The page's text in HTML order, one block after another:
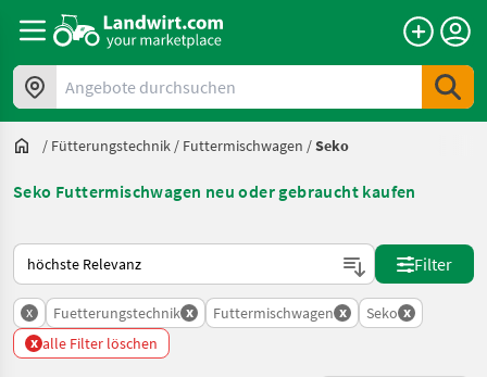
Angebote durchsuchen
/ Fütterungstechnik / Futtermischwagen /Seko
Seko Futtermischwagen neu oder gebraucht kaufen
So wird auf Landwirt.com sortiert
Filter
x Fuetterungstechnik x Futtermischwagen x Seko x
x alle Filter löschen